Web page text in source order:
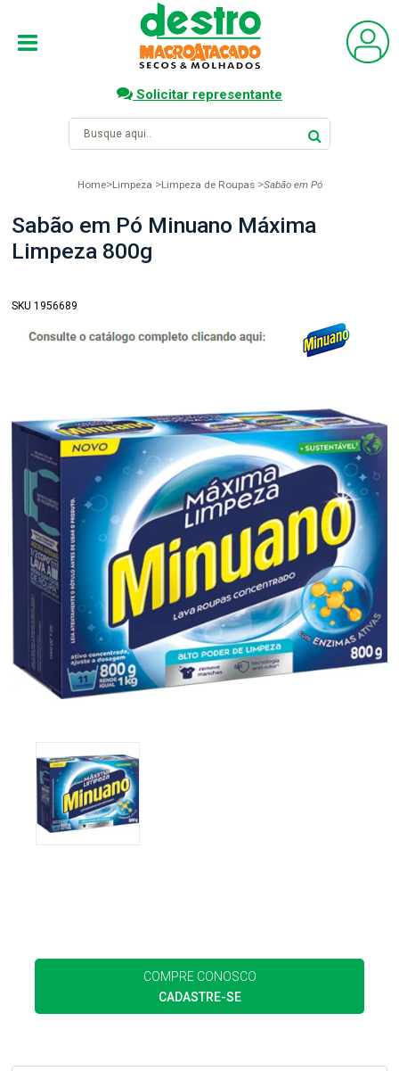
Solicitar representante
Home Limpeza Limpeza de Roupas Sabão em Pó
Sabão em Pó Minuano Máxima
Limpeza 800g
SKU 1956689
COMPRE CONOSCO
CADASTRE-SE